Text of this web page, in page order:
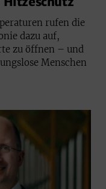
rufen die
dazu auf,
zu öffnen – und
Menschen